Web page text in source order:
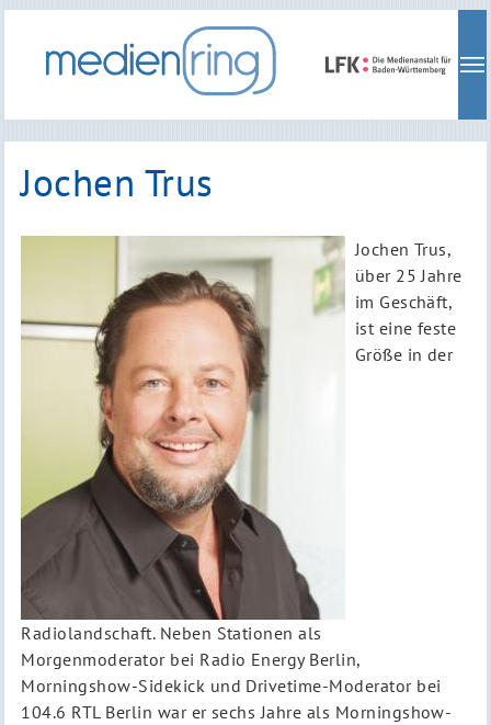
Skip
Jochen Trus
Jochen Trus,
über 25 Jahre
im Geschäft,
ist eine feste
Größe in der
Radiolandschaft. Neben Stationen als
Morgenmoderator bei Radio Energy Berlin,
Morningshow-Sidekick und Drivetime-Moderator bei
104.6 RTL Berlin war er sechs Jahre als Morningshow-